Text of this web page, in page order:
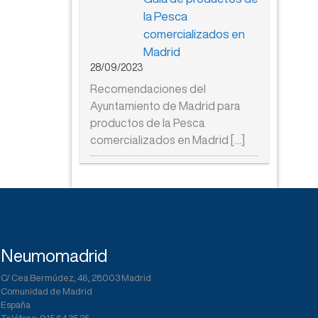
la Pesca
comercializados en
Madrid
28/09/2023
Recomendaciones del
Ayuntamiento de Madrid para
productos de la Pesca
comercializados en Madrid
[…]
Neumomadrid
C/ Cea Bermúdez, 46, 28003 Madrid
Comunidad de Madrid
España